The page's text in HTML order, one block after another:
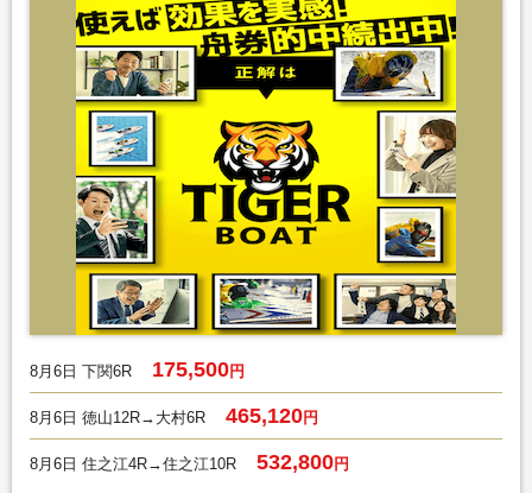
8月6日 下関6R 175,500円
8月6日 徳山12R→大村6R 465,120円
8月6日 住之江4R→住之江10R 532,800円